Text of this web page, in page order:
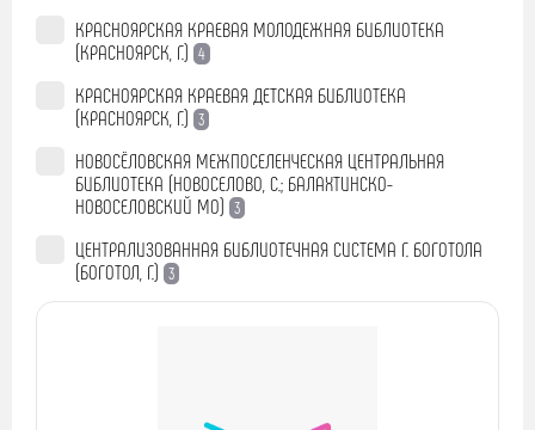
КРАСНОЯРСКАЯ КРАЕВАЯ МОЛОДЕЖНАЯ БИБЛИОТЕКА
(КРАСНОЯРСК, Г.) 4
КРАСНОЯРСКАЯ КРАЕВАЯ ДЕТСКАЯ БИБЛИОТЕКА
(КРАСНОЯРСК, Г.) 3
НОВОСЁЛОВСКАЯ МЕЖПОСЕЛЕНЧЕСКАЯ ЦЕНТРАЛЬНАЯ
БИБЛИОТЕКА (НОВОСЕЛОВО, С.; БАЛАХТИНСКО-
НОВОСЕЛОВСКИЙ МО) 3
ЦЕНТРАЛИЗОВАННАЯ БИБЛИОТЕЧНАЯ СИСТЕМА Г. БОГОТОЛА
(БОГОТОЛ, Г.) 3